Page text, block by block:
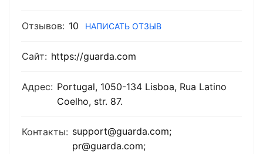
Отзывов: 10 НАПИСАТЬ ОТЗЫВ
Сайт: https://guarda.com
Адрес: Portugal, 1050-134 Lisboa, Rua Latino
Coelho, str. 87.
Контакты: support@guarda.com;
pr@guarda.com;